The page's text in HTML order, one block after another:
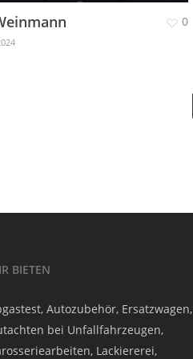
0
BIETEN
Autozubehör, Ersatzwagen,
bei Unfallfahrzeugen,
Lackiererei,